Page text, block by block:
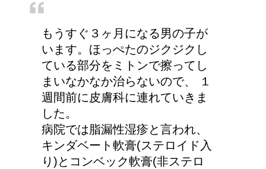
顔にできた脂肪の粒は何
者？原因と対策
詳しく知りたい！イギリ
ス式の食事マナー
もうすぐ３ヶ月になる男の子が
います。ほっぺたのジクジクし
ている部分をミトンで擦ってし
まいなかなか治らないので、 １
週間前に皮膚科に連れていきま
した。
病院では脂漏性湿疹と言われ、
キンダベート軟膏(ステロイド入
り)とコンベック軟膏(非ステロ